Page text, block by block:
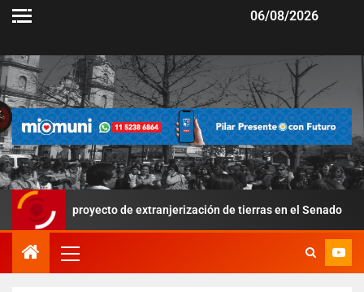
06/08/2026
proyecto de extranjerización de tierras en el Senado